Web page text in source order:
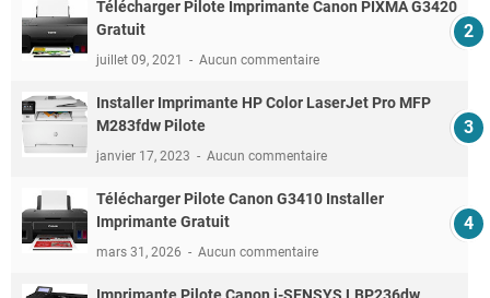
Télécharger Pilote Imprimante Canon PIXMA G3420
Gratuit
juillet 09, 2021 Aucun commentaire
Installer Imprimante HP Color LaserJet Pro MFP
M283fdw Pilote
janvier 17, 2023 Aucun commentaire
Télécharger Pilote Canon G3410 Installer
Imprimante Gratuit
mars 31, 2026 Aucun commentaire